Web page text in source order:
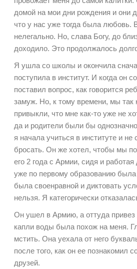
домой на мои дни рождения и они
что у нас уже тогда была любовь.
нелегально. Но, слава Богу, до
доходило. Это продолжалось
Я ушла со школы и окончила
поступила в институт. И когда он
поставил вопрос, как говорится
замуж. Но, к тому времени, мы так
привыкли, что мне как-то уже не
да и родители были бы
я начала учиться в институте и не
бросать. Он же хотел, чтобы мы
его 2 года с Армии, сидя и работая
уже по первому образованию
была своенравной и диктовать
нельзя. Я категорически
Он ушел в Армию, а оттуда привез
капли воды была похож на меня.
мстить. Она уехала от него
после того, как он ее познакомил
друзей.